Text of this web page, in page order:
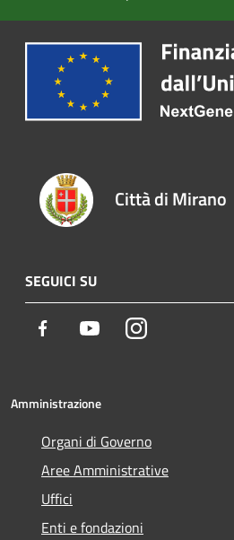
Città di Mirano
SEGUICI SU
Facebook YoutubeInstagram
Amministrazione
Organi di Governo
Aree Amministrative
Uffici
Enti e fondazioni